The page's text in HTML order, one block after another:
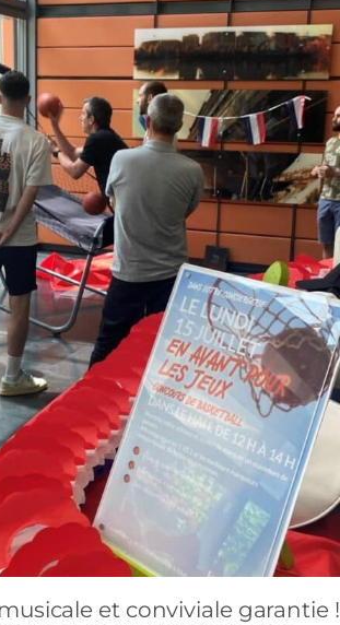
et conviviale garantie !